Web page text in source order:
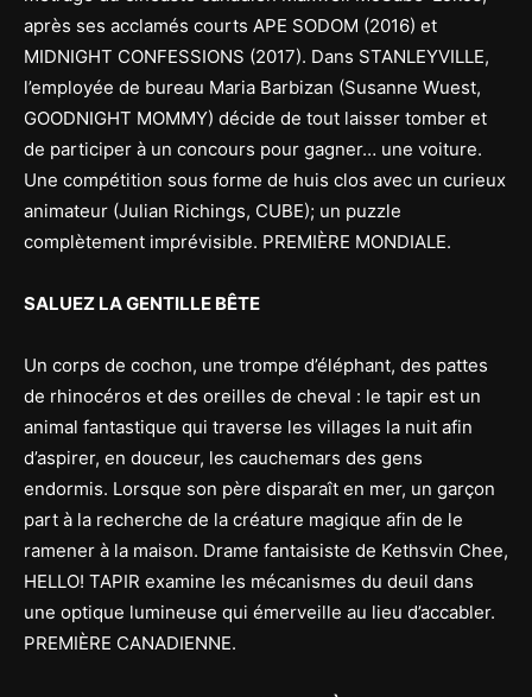
après ses acclamés courts APE SODOM (2016) et
MIDNIGHT CONFESSIONS (2017). Dans STANLEYVILLE,
l’employée de bureau Maria Barbizan (Susanne Wuest,
GOODNIGHT MOMMY) décide de tout laisser tomber et
de participer à un concours pour gagner… une voiture.
Une compétition sous forme de huis clos avec un curieux
animateur (Julian Richings, CUBE); un puzzle
complètement imprévisible. PREMIÈRE MONDIALE.
SALUEZ LA GENTILLE BÊTE
Un corps de cochon, une trompe d’éléphant, des pattes
de rhinocéros et des oreilles de cheval : le tapir est un
animal fantastique qui traverse les villages la nuit afin
d’aspirer, en douceur, les cauchemars des gens
endormis. Lorsque son père disparaît en mer, un garçon
part à la recherche de la créature magique afin de le
ramener à la maison. Drame fantaisiste de Kethsvin Chee,
HELLO! TAPIR examine les mécanismes du deuil dans
une optique lumineuse qui émerveille au lieu d’accabler.
PREMIÈRE CANADIENNE.